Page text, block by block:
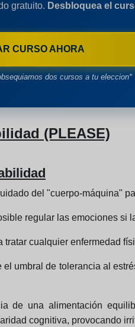
gratuito. Desbloquea el
CURSO AHORA
dos cursos a tu eleccion*
(PLEASE)
del "cuerpo-máquina"
regular las emociones si
cualquier enfermedad
umbral de tolerancia al
de una alimentación
cognitiva, provocando